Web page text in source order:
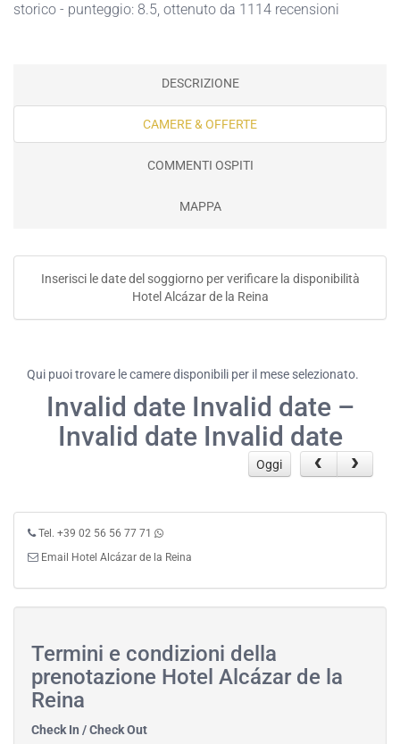
storico - punteggio: 8.5, ottenuto da 1114 recensioni
DESCRIZIONE
CAMERE & OFFERTE
COMMENTI OSPITI
MAPPA
Inserisci le date del soggiorno per verificare la disponibilità
Hotel Alcázar de la Reina
Qui puoi trovare le camere disponibili per il mese selezionato.
Invalid date Invalid date –
Invalid date Invalid date
Oggi
Tel. +39 02 56 56 77 71
Email Hotel Alcázar de la Reina
Termini e condizioni della
prenotazione Hotel Alcázar de la
Reina
Check In / Check Out